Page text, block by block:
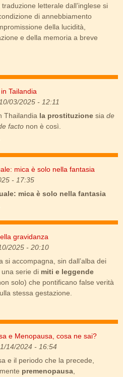
letterale dall’inglese si
di annebbiamento
della lucidità,
e della memoria a breve
Tailandia
03/2025 - 12:11
Thailandia la prostituzione sia de
facto non è così.
mica è solo nella fantasia
- 17:35
mica è solo nella fantasia
gravidanza
2025 - 20:10
si accompagna, sin dall’alba dei
serie di miti e leggende
solo) che pontificano false verità
stessa gestazione.
e Menopausa, cosa ne sai?
14/2024 - 16:54
e il periodo che la precede,
premenopausa,